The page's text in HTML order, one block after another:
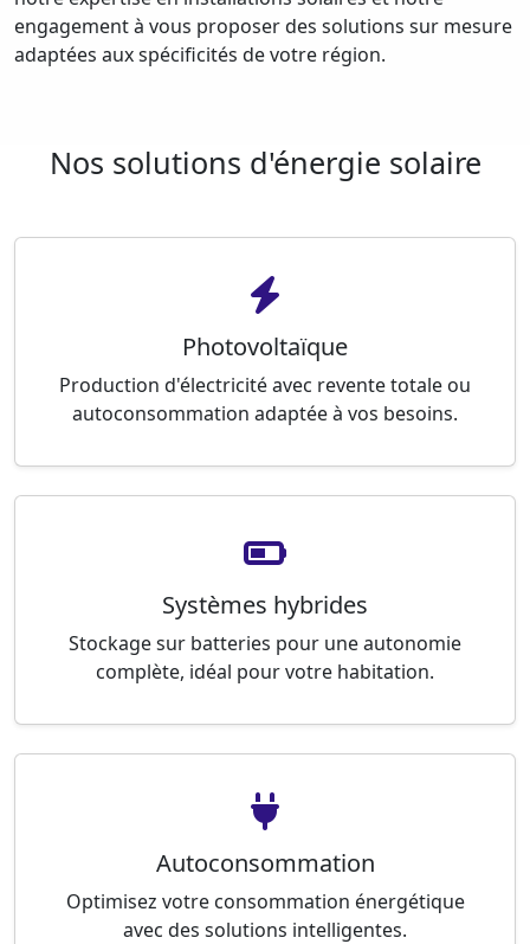
engagement à vous proposer des solutions sur mesure
adaptées aux spécificités de votre région.
Nos solutions d'énergie solaire
Photovoltaïque
Production d'électricité avec revente totale ou
autoconsommation adaptée à vos besoins.
Systèmes hybrides
Stockage sur batteries pour une autonomie
complète, idéal pour votre habitation.
Autoconsommation
Optimisez votre consommation énergétique
avec des solutions intelligentes.